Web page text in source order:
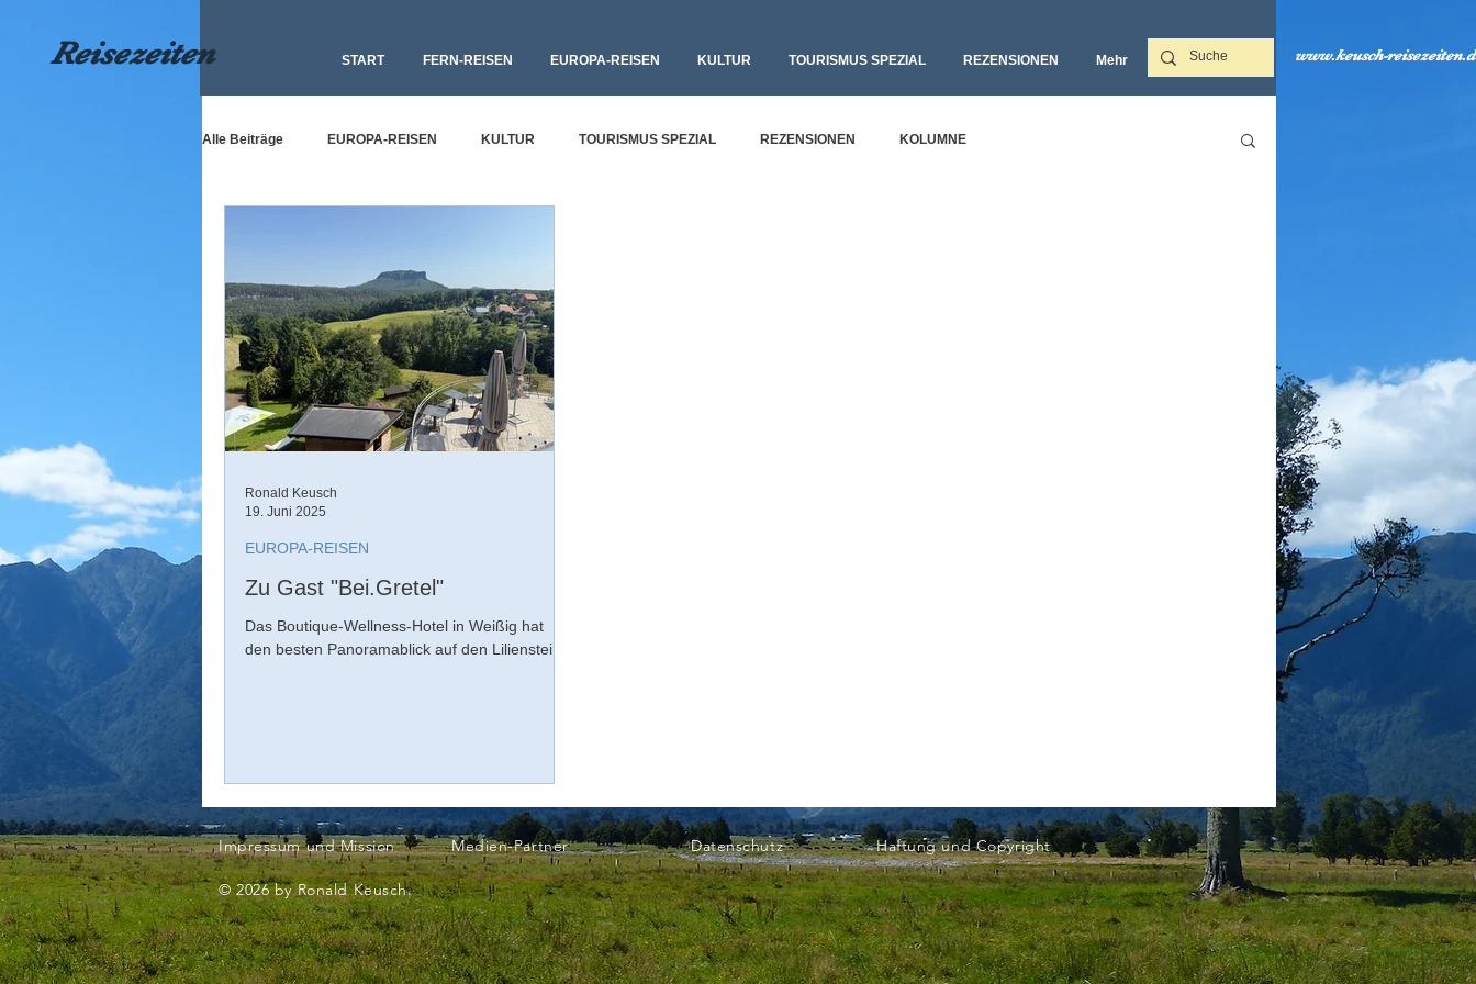
Reisezeiten START FERN-REISEN EUROPA-REISEN KULTUR TOURISMUS SPEZIAL REZENSIONEN Mehr‎ www.keusch-
Alle Beiträge EUROPA-REISEN KULTUR TOURISMUS SPEZIAL REZENSIONEN KOLUMNE
Zu Gast "Bei.Gretel"
Das Boutique-Wellness-Hotel in Weißig hat
den besten Panoramablick auf den Lilienstein
EUROPA-REISEN
Ronald Keusch
19. Juni 2025
Impressum und Mission Medien-Partner Datenschutz Haftung und Copyright
© 2026 by Ronald Keusch.